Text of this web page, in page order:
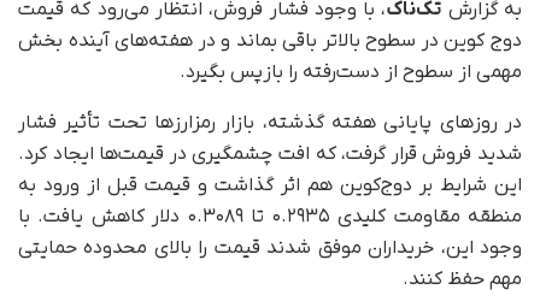
به گزارش تک‌ناک، با وجود فشار فروش، انتظار می‌رود که قیمت
دوج کوین در سطوح بالاتر باقی بماند و در هفته‌های آینده بخش
مهمی از سطوح از دست‌رفته را بازپس بگیرد.
در روزهای پایانی هفته گذشته، بازار رمزارزها تحت تأثیر فشار
شدید فروش قرار گرفت، که افت چشمگیری در قیمت‌ها ایجاد کرد.
این شرایط بر دوج‌کوین هم اثر گذاشت و قیمت قبل از ورود به
منطقه مقاومت کلیدی ۰.۲۹۳۵ تا ۰.۳۰۸۹ دلار کاهش یافت. با
وجود این، خریداران موفق شدند قیمت را بالای محدوده حمایتی
مهم حفظ کنند.